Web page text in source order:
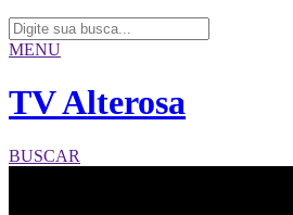
MENU
TV Alterosa
BUSCAR